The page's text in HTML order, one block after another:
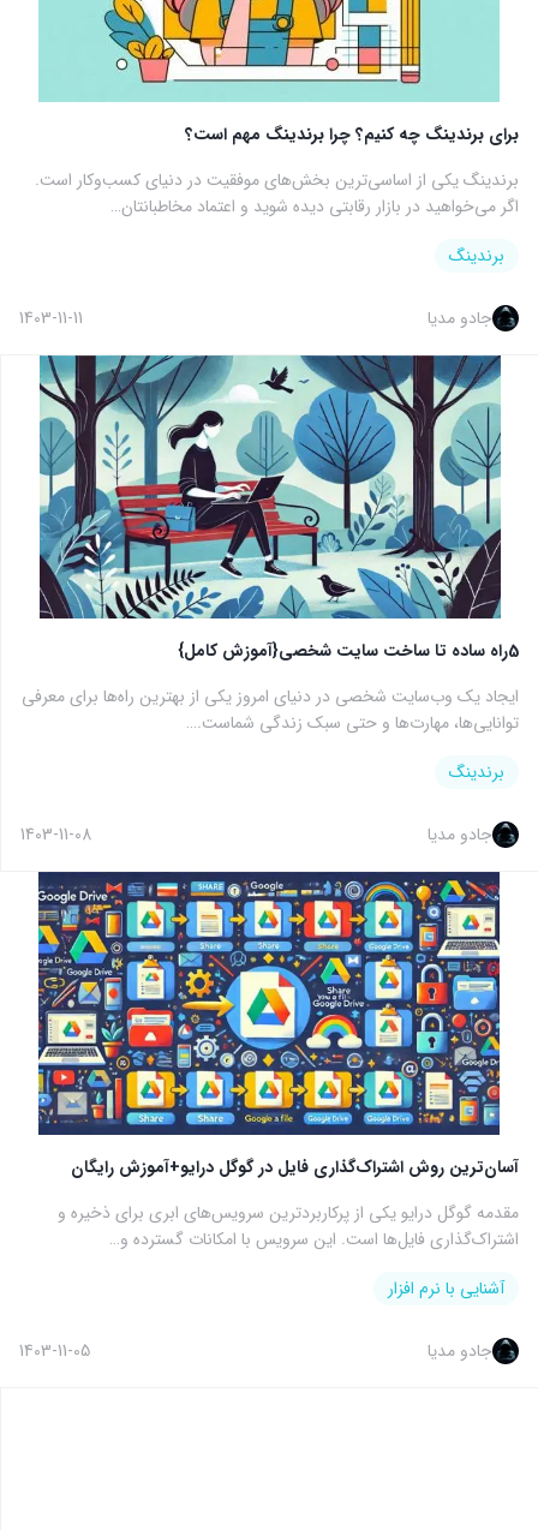
برای برندینگ چه کنیم؟ چرا برندینگ مهم است؟
برندینگ یکی از اساسی‌ترین بخش‌های موفقیت در دنیای کسب‌وکار است.
اگر می‌خواهید در بازار رقابتی دیده شوید و اعتماد مخاطبانتان…
برندینگ
جادو مدیا 1403-11-11
5راه ساده تا ساخت سایت شخصی{آموزش کامل}
ایجاد یک وب‌سایت شخصی در دنیای امروز یکی از بهترین راه‌ها برای معرفی
توانایی‌ها، مهارت‌ها و حتی سبک زندگی شماست.…
برندینگ
جادو مدیا 1403-11-08
آسان‌ترین روش اشتراک‌گذاری فایل در گوگل درایو+آموزش رایگان
مقدمه گوگل درایو یکی از پرکاربردترین سرویس‌های ابری برای ذخیره و
اشتراک‌گذاری فایل‌ها است. این سرویس با امکانات گسترده و…
آشنایی با نرم افزار
جادو مدیا 1403-11-05